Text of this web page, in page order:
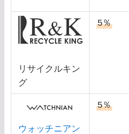
リサイクルキン
グ
5％
ウォッチニアン
5％